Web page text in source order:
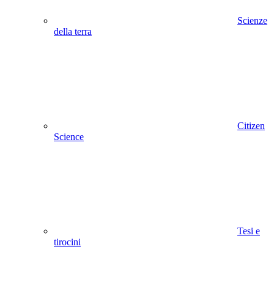
Scienze
della terra
Citizen
Science
Tesi e
tirocini